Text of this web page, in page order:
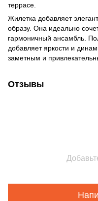
террасе.
Жилетка добавляет
образу. Она идеально
гармоничный ансамбль.
добавляет яркости и
заметным и
Отзывы